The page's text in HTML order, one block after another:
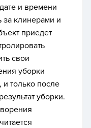
и времени
клинерами и
приедет
свои
уборки
только после
уборки.